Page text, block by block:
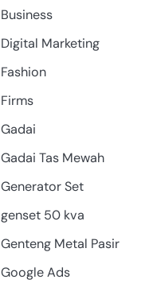
Business
Digital Marketing
Fashion
Firms
Gadai
Gadai Tas Mewah
Generator Set
genset 50 kva
Genteng Metal Pasir
Google Ads